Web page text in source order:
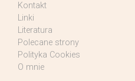
Kontakt
Linki
Literatura
Polecane strony
Polityka Cookies
O mnie